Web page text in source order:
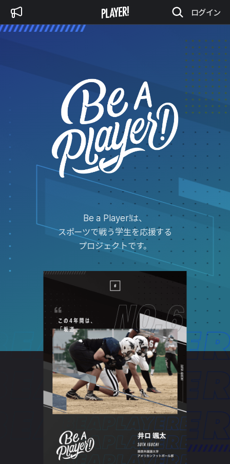
ログイン
Be a Player!は、
スポーツで戦う学生を応援する
プロジェクトです。